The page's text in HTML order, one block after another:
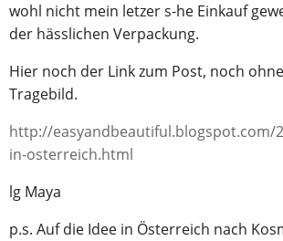
wohl nicht mein letzer s-he Einkauf
der hässlichen Verpackung.
Hier noch der Link zum Post, noch
Tragebild.
http://easyandbeautiful.blogspot.com/
in-osterreich.html
lg Maya
p.s. Auf die Idee in Österreich nach